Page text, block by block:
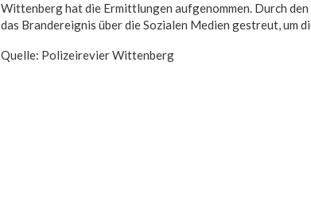
Wittenberg hat die Ermittlungen aufgenommen. Durch
das Brandereignis über die Sozialen Medien gestreut, um
Quelle: Polizeirevier Wittenberg